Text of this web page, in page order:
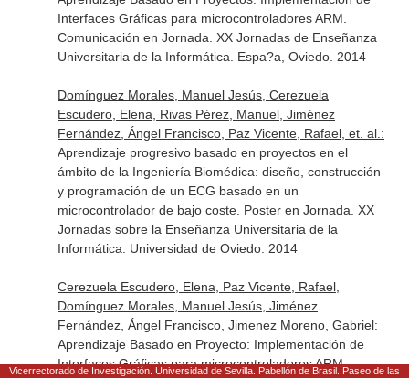
Interfaces Gráficas para microcontroladores ARM.
Comunicación en Jornada. XX Jornadas de Enseñanza
Universitaria de la Informática. Espa?a, Oviedo. 2014
Domínguez Morales, Manuel Jesús, Cerezuela
Escudero, Elena, Rivas Pérez, Manuel, Jiménez
Fernández, Ángel Francisco, Paz Vicente, Rafael, et. al.:
Aprendizaje progresivo basado en proyectos en el
ámbito de la Ingeniería Biomédica: diseño, construcción
y programación de un ECG basado en un
microcontrolador de bajo coste. Poster en Jornada. XX
Jornadas sobre la Enseñanza Universitaria de la
Informática. Universidad de Oviedo. 2014
Cerezuela Escudero, Elena, Paz Vicente, Rafael,
Domínguez Morales, Manuel Jesús, Jiménez
Fernández, Ángel Francisco, Jimenez Moreno, Gabriel:
Aprendizaje Basado en Proyecto: Implementación de
Interfaces Gráficas para microcontroladores ARM.
Vicerrectorado de Investigación. Universidad de Sevilla. Pabellón de Brasil. Paseo de las